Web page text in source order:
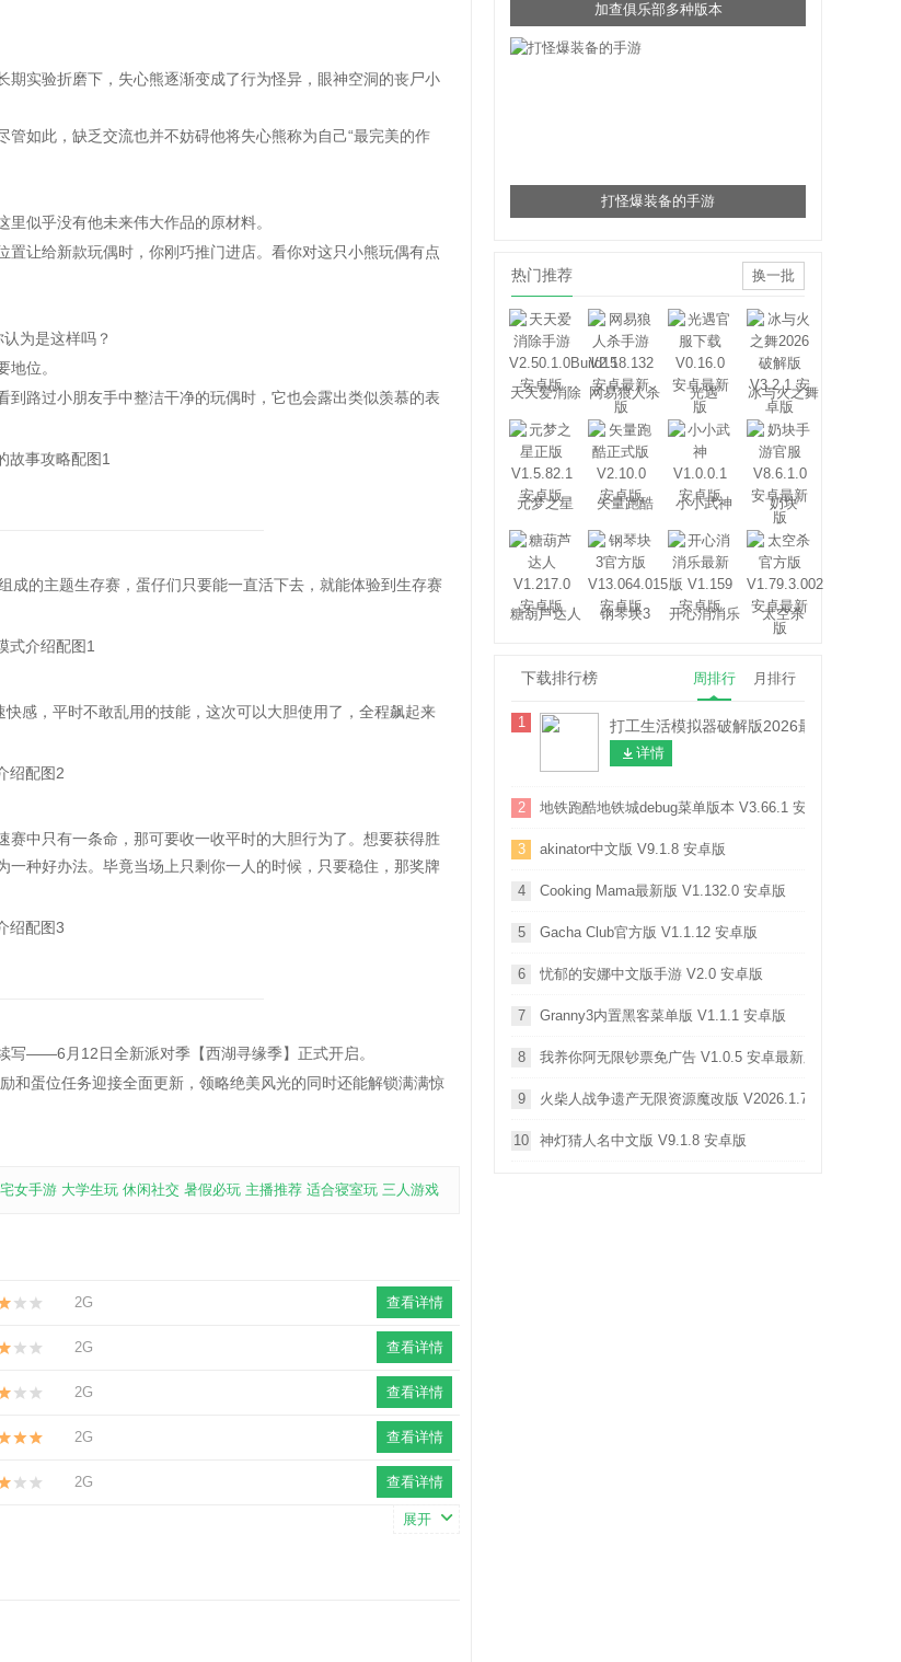
验折磨下，失心熊逐渐变成了行为怪异，眼神空洞的丧尸小
如此，缺乏交流也并不妨碍他将失心熊称为自己“最完美的作
似乎没有他未来伟大作品的原材料。
让给新款玩偶时，你刚巧推门进店。看你对这只小熊玩偶有点
为是这样吗？
位。
路过小朋友手中整洁干净的玩偶时，它也会露出类似羡慕的表
的主题生存赛，蛋仔们只要能一直活下去，就能体验到生存赛
感，平时不敢乱用的技能，这次可以大胆使用了，全程飙起来
中只有一条命，那可要收一收平时的大胆行为了。想要获得胜
种好办法。毕竟当场上只剩你一人的时候，只要稳住，那奖牌
——6月12日全新派对季【西湖寻缘季】正式开启。
蛋位任务迎接全面更新，领略绝美风光的同时还能解锁满满惊
宅女手游 大学生玩 休闲社交 暑假必玩 主播推荐 适合寝室玩 三人游戏
查看详情
2G
查看详情
2G
查看详情
2G
查看详情
2G
查看详情
2G
展开
加查俱乐部多种版本
打怪爆装备的手游
热门推荐 换一批
天天爱消除 网易狼人杀 光遇 冰与火之舞
元梦之星 矢量跑酷 小小武神 奶块
糖葫芦达人 钢琴块3 开心消消乐 太空杀
下载排行榜 周排行 月排行
1 打工生活模拟器破解版2026最新版本
详情
2 地铁跑酷地铁城debug菜单版本 V3.66.1 安卓版
3 akinator中文版 V9.1.8 安卓版
4 Cooking Mama最新版 V1.132.0 安卓版
5 Gacha Club官方版 V1.1.12 安卓版
6 忧郁的安娜中文版手游 V2.0 安卓版
7 Granny3内置黑客菜单版 V1.1.1 安卓版
8 我养你阿无限钞票免广告 V1.0.5 安卓最新版
9 火柴人战争遗产无限资源魔改版 V2026.1.787 安卓版
10 神灯猜人名中文版 V9.1.8 安卓版